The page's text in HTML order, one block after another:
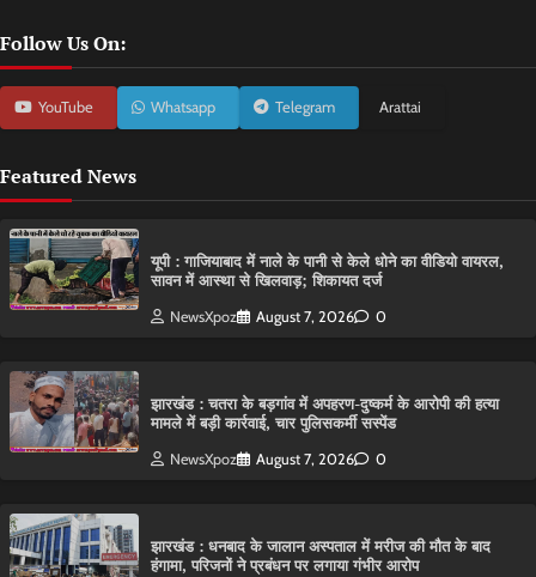
Follow Us On:
YouTube Whatsapp Telegram Arattai
Featured News
यूपी : गाजियाबाद में नाले के पानी से केले धोने का वीडियो वायरल,
सावन में आस्था से खिलवाड़; शिकायत दर्ज
NewsXpoz August 7, 2026 0
झारखंड : चतरा के बड़गांव में अपहरण-दुष्कर्म के आरोपी की हत्या
मामले में बड़ी कार्रवाई, चार पुलिसकर्मी सस्पेंड
NewsXpoz August 7, 2026 0
झारखंड : धनबाद के जालान अस्पताल में मरीज की मौत के बाद
हंगामा, परिजनों ने प्रबंधन पर लगाया गंभीर आरोप